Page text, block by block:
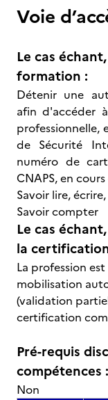
Voie
Le cas
formation :
Détenir une
afin d'accéder
professionnelle,
de Sécurité
numéro de
CNAPS, en
Savoir lire,
Savoir compter
Le cas
la
La profession
mobilisation
(validation
certification
Pré-requis
compétences :
Non